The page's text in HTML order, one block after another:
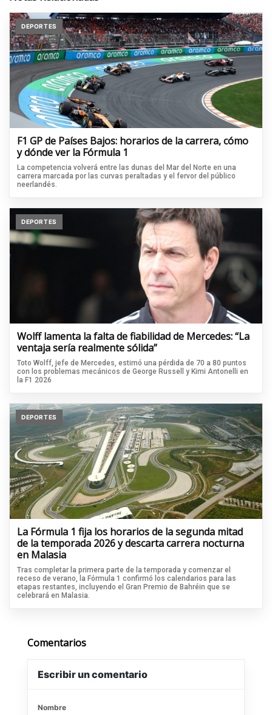
DEPORTES
F1 GP de Países Bajos: horarios de la carrera, cómo
y dónde ver la Fórmula 1
La competencia volverá entre las dunas del Mar del Norte en una
carrera marcada por las curvas peraltadas y el fervor del público
neerlandés.
DEPORTES
Wolff lamenta la falta de fiabilidad de Mercedes: “La
ventaja sería realmente sólida”
Toto Wolff, jefe de Mercedes, estimó una pérdida de 70 a 80 puntos
con los problemas mecánicos de George Russell y Kimi Antonelli en
la F1 2026
DEPORTES
La Fórmula 1 fija los horarios de la segunda mitad
de la temporada 2026 y descarta carrera nocturna
en Malasia
Tras completar la primera parte de la temporada y comenzar el
receso de verano, la Fórmula 1 confirmó los calendarios para las
etapas restantes, incluyendo el Gran Premio de Bahréin que se
celebrará en Malasia.
Comentarios
Escribir un comentario
Nombre